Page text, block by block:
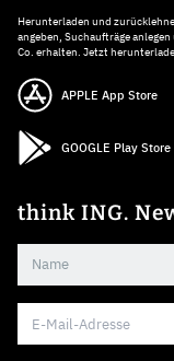
Herunterladen und
angeben, Suchaufträge
Co. erhalten. Jetzt
APPLE App Store
GOOGLE Play Store
think ING.